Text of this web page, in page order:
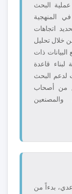
البحث
20% تقريباً في المنهجية
اتجاهات
خلال تحليل
ذات
قاعدة
لدعم البحث
من أصحاب
بدءاً من